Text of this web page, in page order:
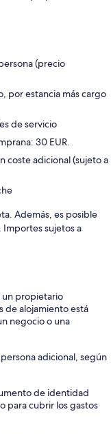
(precio
por estancia más cargo
de servicio
30 EUR.
coste adicional (sujeto a
Además, es posible
sujetos a
un propietario
de alojamiento está
negocio o una
adicional, según
de identidad
para cubrir los gastos